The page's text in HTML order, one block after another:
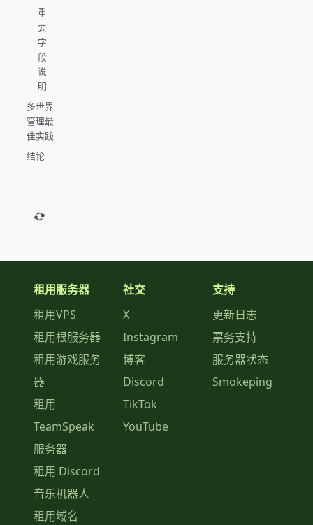
重
要
字
段
说
明
多世界
管理最
佳实践
结论
租用服务器
租用VPS
租用根服务器
租用游戏服务
器
租用
TeamSpeak
服务器
租用 Discord
音乐机器人
租用域名
社交
X
Instagram
博客
Discord
TikTok
YouTube
支持
更新日志
票务支持
服务器状态
Smokeping